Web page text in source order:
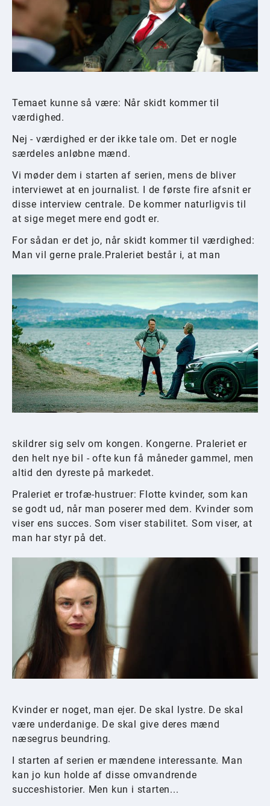
Temaet kunne så være: Når skidt kommer til
værdighed.
Nej - værdighed er der ikke tale om. Det er nogle
særdeles anløbne mænd.
Vi møder dem i starten af serien, mens de bliver
interviewet at en journalist. I de første fire afsnit er
disse interview centrale. De kommer naturligvis til
at sige meget mere end godt er.
For sådan er det jo, når skidt kommer til værdighed:
Man vil gerne prale.Praleriet består i, at man
skildrer sig selv om kongen. Kongerne. Praleriet er
den helt nye bil - ofte kun få måneder gammel, men
altid den dyreste på markedet.
Praleriet er trofæ-hustruer: Flotte kvinder, som kan
se godt ud, når man poserer med dem. Kvinder som
viser ens succes. Som viser stabilitet. Som viser, at
man har styr på det.
Kvinder er noget, man ejer. De skal lystre. De skal
være underdanige. De skal give deres mænd
næsegrus beundring.
I starten af serien er mændene interessante. Man
kan jo kun holde af disse omvandrende
succeshistorier. Men kun i starten...